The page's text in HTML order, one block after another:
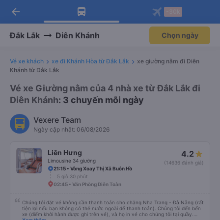
Tải app Vexere ngay!
Nhận ưu đãi thành viên độc
Mở app
Tải app Vexere
-30k/ghế khi đặt vé máy bay qua
Mở app
arrow_back
Đắk Lắk Diên Khánh Chọn ngày
Vé xe khách xe đi Khánh Hòa từ Đắk Lắk
xe giường nằm đi Diên
Khánh từ Đắk Lắk
Vé xe Giường nằm của 4 nhà xe từ Đắk Lắk đi
Diên Khánh: 3 chuyến mỗi ngày
Vexere Team
Ngày cập nhật: 06/08/2026
Liên Hưng
Limousine 34 giường
4.2
(14636 đánh giá)
21:15 • Vòng Xoay Thị Xã Buôn Hồ
5 giờ 30 phút
02:45 • Văn Phòng Diên Toàn
Chúng tôi đặt vé không cần thanh toán cho chặng Nha Trang - Đà Nẵng (rất
tiện lợi nếu bạn không có thẻ nước ngoài để thanh toán). Chúng tôi đến bến
xe (điểm khởi hành được ghi trên vé), và họ in vé cho chúng tôi tại quầy.